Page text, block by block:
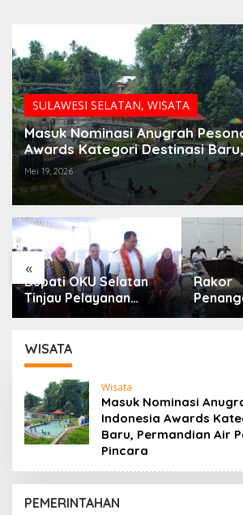
SULAWESI SELATAN, WISATA
Masuk Nominasi Anugrah
Awards Kategori Destinasi
Air Panas Bumi Pincara
Mei 19, 2026
«
Bupati OKU Selatan
Tinjau Pelayanan
Kesehatan Gratis Di
Rawan, Wujud Nyata
Kepedulian
Pemerintah Kepada
Masyarakat
Rakor
WISATA
Wisata
Masuk Nominasi
Indonesia Awards
Baru, Permandian Air
Pincara
PEMERINTAHAN